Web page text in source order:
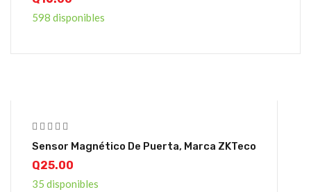
598 disponibles
Sensor Magnético De Puerta, Marca ZKTeco
Q25.00
35 disponibles